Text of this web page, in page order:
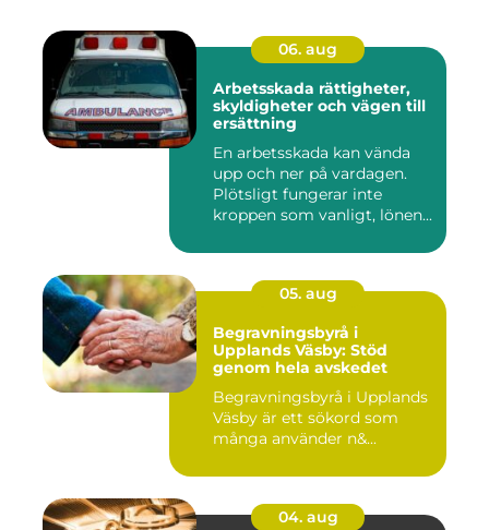
06. aug
Arbetsskada rättigheter,
skyldigheter och vägen till
ersättning
En arbetsskada kan vända
upp och ner på vardagen.
Plötsligt fungerar inte
kroppen som vanligt, lönen...
05. aug
Begravningsbyrå i
Upplands Väsby: Stöd
genom hela avskedet
Begravningsbyrå i Upplands
Väsby är ett sökord som
många använder n&...
04. aug